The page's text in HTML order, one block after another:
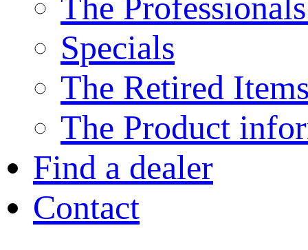
Specials
The Retired
The Product
Find a dealer
Contact